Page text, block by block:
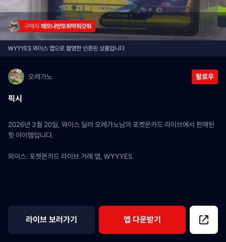
구매자 왜또나만또줘막줘갓줘
WYYYES 와이스 앱으로 촬영한 인증된 상품입니다
오레가노 팔로우
픽시
2026년 3월 20일, 와이스 딜러 오레가노님의 포켓몬카드 라이브에서 판매된
힛 아이템입니다.
와이스: 포켓몬카드 라이브 거래 앱, WYYYES
라이브 보러가기 앱 다운받기